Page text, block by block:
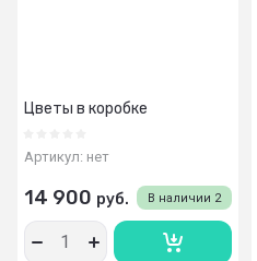
Цветы в коробке
Артикул: нет
В наличии 2
14 900 руб.